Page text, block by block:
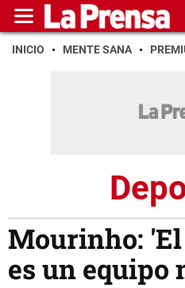
INICIO MENTE SANA
Mourinho: 'El
es un equipo